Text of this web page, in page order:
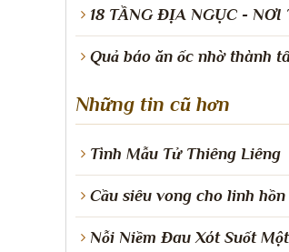
18 TẦNG ĐỊA NGỤC - NƠI
Quả báo ăn ốc nhờ thành
Những tin cũ hơn
Tình Mẫu Tử Thiêng Liêng
Cầu siêu vong cho linh
Nỗi Niềm Đau Xót Suốt